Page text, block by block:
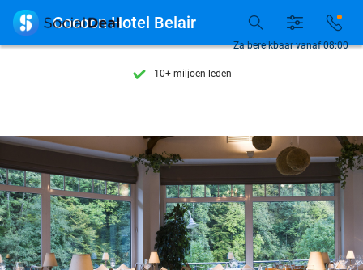
7 dagen per week beschikbaar
10+ miljoen leden
7 dagen per week beschikbaar
10+ miljoen leden
Za bereikbaar vanaf 08:00
 Cocoon Hotel Belair